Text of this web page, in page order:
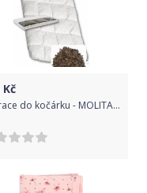
Kč
Matrace do kočárku - MOLITAN-POHANKA - bílá